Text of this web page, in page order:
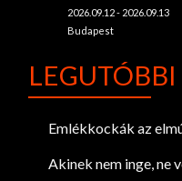
2026.09.12 - 2026.09.13
Budapest
Emlékkockák az
Akinek nem inge, ne